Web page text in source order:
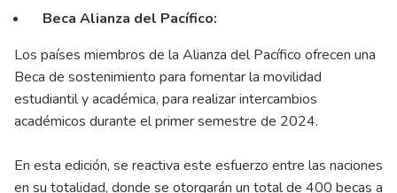
Beca Alianza del Pacífico:
Los países miembros de la Alianza del Pacífico ofrecen una
Beca de sostenimiento para fomentar la movilidad
estudiantil y académica, para realizar intercambios
académicos durante el primer semestre de 2024.
En esta edición, se reactiva este esfuerzo entre las naciones
en su totalidad, donde se otorgarán un total de 400 becas a